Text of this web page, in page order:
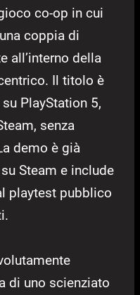
co-op in cui
coppia di
all’interno della
Il titolo è
PlayStation 5,
senza
demo è già
Steam e include
playtest pubblico
di uno scienziato